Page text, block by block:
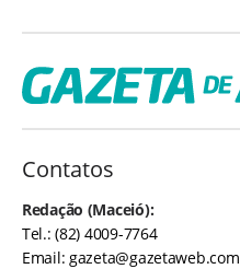
Contatos
Redação (Maceió):
Tel.: (82) 4009-7764
Email:gazeta@gazetaweb.com